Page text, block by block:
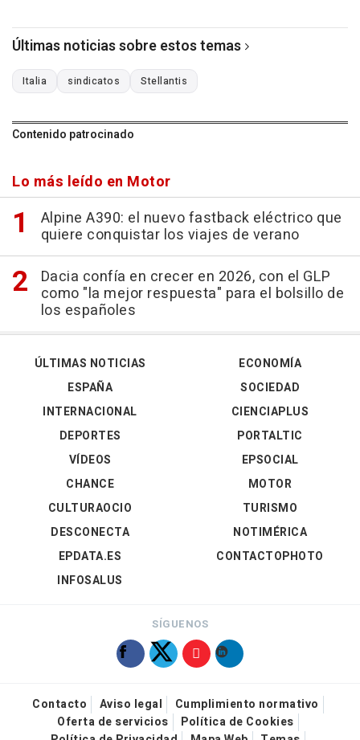
Últimas noticias sobre estos temas
Italia sindicatos Stellantis
Contenido patrocinado
Lo más leído en Motor
Alpine A390: el nuevo fastback eléctrico que
quiere conquistar los viajes de verano
Dacia confía en crecer en 2026, con el GLP
como "la mejor respuesta" para el bolsillo de
los españoles
ÚLTIMAS NOTICIAS
ESPAÑA
INTERNACIONAL
DEPORTES
VÍDEOS
ECONOMÍA
SOCIEDAD
CIENCIAPLUS
PORTALTIC
EPSOCIAL
CHANCE
CULTURAOCIO
DESCONECTA
EPDATA.ES
INFOSALUS
MOTOR
TURISMO
NOTIMÉRICA
CONTACTOPHOTO
SÍGUENOS
Contacto Aviso legal
Cumplimiento normativo
Oferta de servicios
Política de Cookies